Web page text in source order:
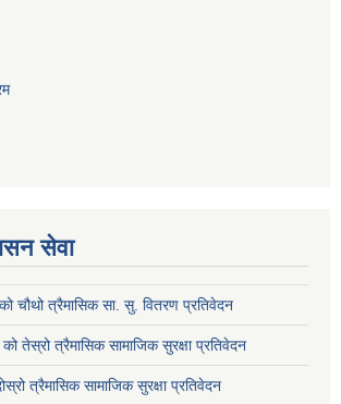
सेवा
त्रैमासिक सा. सु. वितरण प्रतिवेदन
त्रैमासिक सामाजिक सुरक्षा प्रतिवेदन
त्रैमासिक सामाजिक सुरक्षा प्रतिवेदन